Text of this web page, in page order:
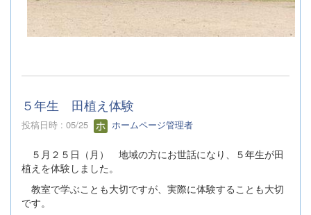
５年生 田植え体験
投稿日時 : 05/25 ホームページ管理者
５月２５日（月） 地域の方にお世話になり、５年生が田
植えを体験しました。
教室で学ぶことも大切ですが、実際に体験することも大切
です。